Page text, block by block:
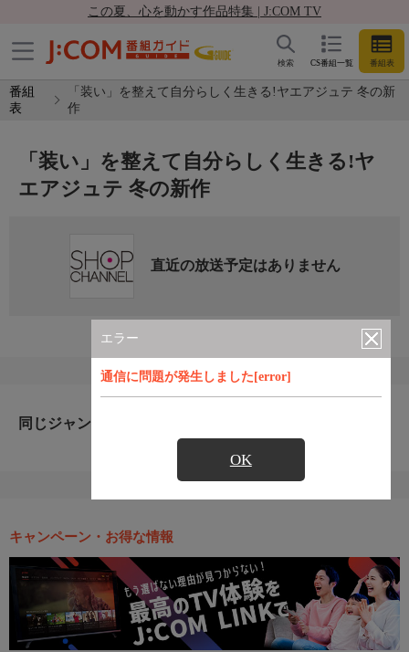
この夏、心を動かす作品特集 | J:COM TV
CS番組一覧 番組表
検索
番組
表
「装い」を整えて自分らしく生きる!ヤエアジュテ 冬の新
作
エラー
通信に問題が発生しました[error]
OK
「装い」を整えて自分らしく生きる!ヤ
エアジュテ 冬の新作
直近の放送予定はありません
同じジャンルのおすすめ番組
キャンペーン・お得な情報